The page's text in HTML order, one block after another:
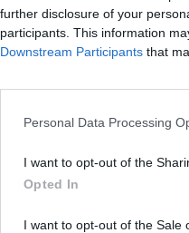
further disclosure of your
participants. This information
Downstream Participants that
Personal Data Processing
I want to opt-out of the
Opted In
I want to opt-out of the Sale